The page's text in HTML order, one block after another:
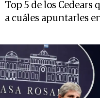
Top 5 de los Cedears
a cuáles apuntarles